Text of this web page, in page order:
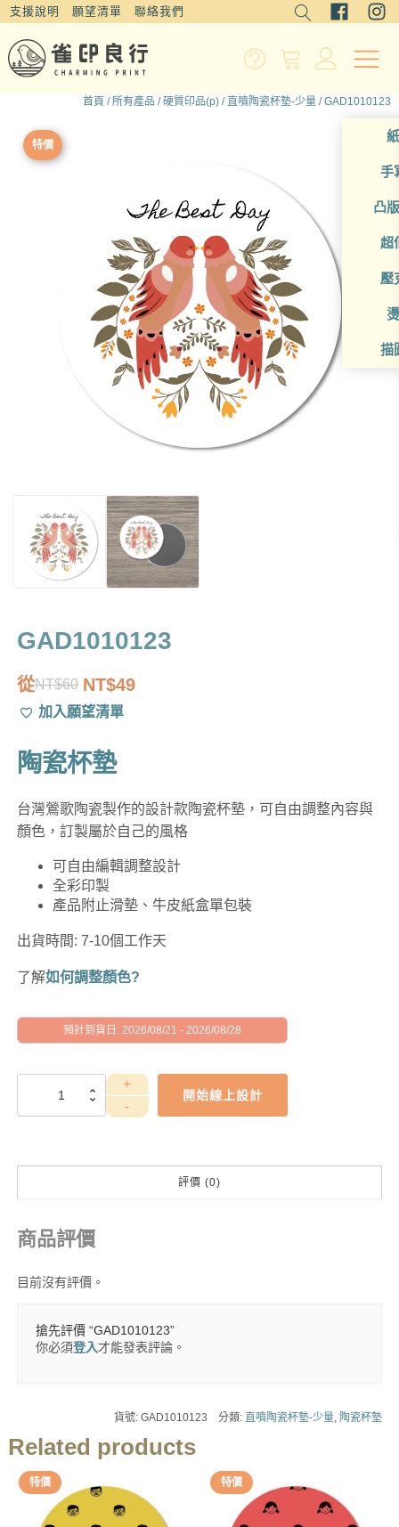
支援說明 願望清單 聯絡我們
手
凸
超
壓
描
首頁 /所有產品 /硬質印品(p) / 直噴陶瓷杯墊-少量 / GAD1010123
特價
GAD1010123
從NT$60
原
始
價
格：
NT$49
目
前
價
格：
加入願望清單
陶瓷杯墊
台灣鶯歌陶瓷製作的設計款陶瓷杯墊，可自由調整內容與
顏色，訂製屬於自己的風格
可自由編輯調整設計
全彩印製
產品附止滑墊、牛皮紙盒單包裝
出貨時間: 7-10個工作天
了解如何調整顏色?
預計到貨日: 2026/08/21 - 2026/08/28
GAD1010123
開始線上設計
評價 (0)
商品評價
目前沒有評價。
搶先評價 “GAD1010123”
你必須登入才能發表評論。
貨號:GAD1010123 分類: 直噴陶瓷杯墊-少量 陶瓷杯墊
Related products
特價 特價